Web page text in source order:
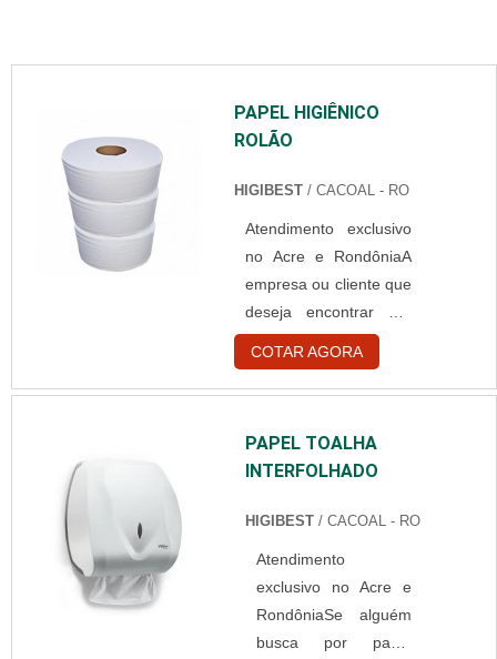
PAPEL HIGIÊNICO
ROLÃO
HIGIBEST / CACOAL - RO
Atendimento exclusivo
no Acre e RondôniaA
empresa ou cliente que
deseja encontrar por
papel higiênico rolão,
achará a empresa ideal
para seu negócio.
orçamento detalhado
na maior vitrine da
mercado. Quando o
tema é papel higiênico
de rolão, com os
colaboradores da
COTAR AGORA
PAPEL TOALHA
INTERFOLHADO
HIGIBEST / CACOAL - RO
Atendimento
exclusivo no Acre e
RondôniaSe alguém
busca por papel